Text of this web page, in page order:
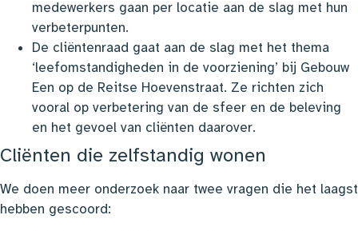
medewerkers gaan per locatie aan de slag met hun
verbeterpunten.
De cliëntenraad gaat aan de slag met het thema
‘leefomstandigheden in de voorziening’ bij Gebouw
Een op de Reitse Hoevenstraat. Ze richten zich
vooral op verbetering van de sfeer en de beleving
en het gevoel van cliënten daarover.
Cliënten die zelfstandig wonen
We doen meer onderzoek naar twee vragen die het laagst
hebben gescoord: